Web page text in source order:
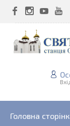
Головна